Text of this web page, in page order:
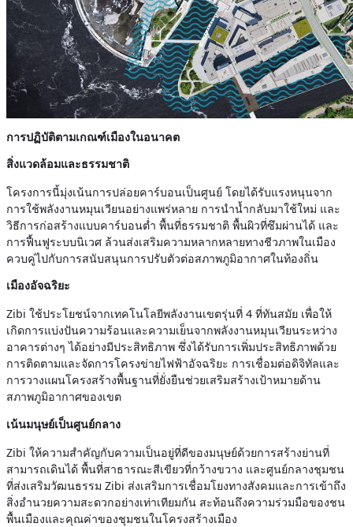
การปฏิบัติตามเกณฑ์เมืองในอนาคต
สิ่งแวดล้อมและธรรมชาติ
โครงการนี้มุ่งเน้นการปล่อยคาร์บอนเป็นศูนย์ โดยได้รับแรงหนุนจาก
การใช้พลังงานหมุนเวียนอย่างแพร่หลาย การนำน้ำกลับมาใช้ใหม่ และ
วิธีการก่อสร้างแบบคาร์บอนต่ำ พื้นที่ธรรมชาติ พื้นผิวที่ซึมผ่านได้ และ
การฟื้นฟูระบบนิเวศ ล้วนส่งเสริมความหลากหลายทางชีวภาพในเมือง
ควบคู่ไปกับการสนับสนุนการปรับตัวต่อสภาพภูมิอากาศในท้องถิ่น
เมืองอัจฉริยะ
Zibi ใช้ประโยชน์จากเทคโนโลยีพลังงานเขตรุ่นที่ 4 ที่ทันสมัย เพื่อให้
เกิดการแบ่งปันความร้อนและความเย็นจากพลังงานหมุนเวียนระหว่าง
อาคารต่างๆ ได้อย่างมีประสิทธิภาพ ซึ่งได้รับการเพิ่มประสิทธิภาพด้วย
การติดตามและจัดการโครงข่ายไฟฟ้าอัจฉริยะ การเชื่อมต่อดิจิทัลและ
การวางแผนโครงสร้างพื้นฐานที่ยั่งยืนช่วยเสริมสร้างเป้าหมายด้าน
สภาพภูมิอากาศของเขต
เน้นมนุษย์เป็นศูนย์กลาง
Zibi ให้ความสำคัญกับความเป็นอยู่ที่ดีของมนุษย์ด้วยการสร้างย่านที่
สามารถเดินได้ พื้นที่สาธารณะสีเขียวที่กว้างขวาง และศูนย์กลางชุมชน
ที่ส่งเสริมวัฒนธรรม Zibi ส่งเสริมการเชื่อมโยงทางสังคมและการเข้าถึง
สิ่งอำนวยความสะดวกอย่างเท่าเทียมกัน สะท้อนถึงความร่วมมือของชน
พื้นเมืองและคุณค่าของชุมชนในโครงสร้างเมือง